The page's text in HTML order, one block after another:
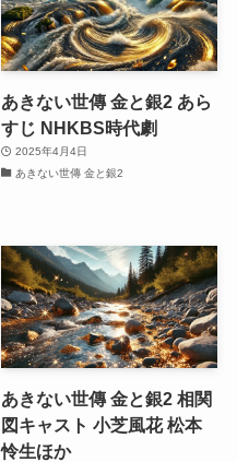
あきない世傳 金と銀2 あら
すじ NHKBS時代劇
2025年4月4日
あきない世傳 金と銀2
あきない世傳 金と銀2 相関
図キャスト 小芝風花 松本
怜生ほか